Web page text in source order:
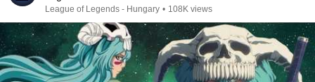
League of Legends - Hungary • 108K views